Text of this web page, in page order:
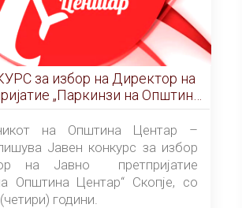
на
на Општина
на Општина Центар –
Јавен конкурс за избор
на Јавно претпријатие
Општина Центар“ Скопје, со
години.